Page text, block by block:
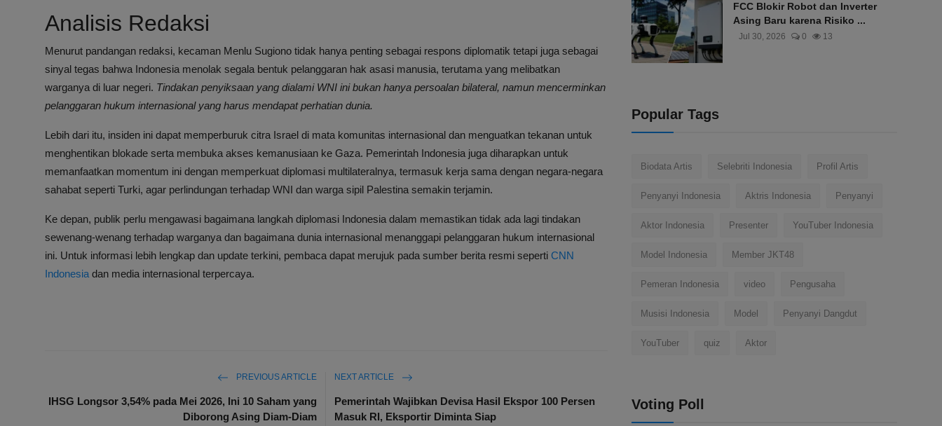
Analisis Redaksi
Menurut pandangan redaksi, kecaman Menlu Sugiono tidak hanya penting sebagai respons diplomatik tetapi juga sebagai
sinyal tegas bahwa Indonesia menolak segala bentuk pelanggaran hak asasi manusia, terutama yang melibatkan
warganya di luar negeri. Tindakan penyiksaan yang dialami WNI ini bukan hanya persoalan bilateral, namun mencerminkan
pelanggaran hukum internasional yang harus mendapat perhatian dunia.
Lebih dari itu, insiden ini dapat memperburuk citra Israel di mata komunitas internasional dan menguatkan tekanan untuk
menghentikan blokade serta membuka akses kemanusiaan ke Gaza. Pemerintah Indonesia juga diharapkan untuk
memanfaatkan momentum ini dengan memperkuat diplomasi multilateralnya, termasuk kerja sama dengan negara-negara
sahabat seperti Turki, agar perlindungan terhadap WNI dan warga sipil Palestina semakin terjamin.
Ke depan, publik perlu mengawasi bagaimana langkah diplomasi Indonesia dalam memastikan tidak ada lagi tindakan
sewenang-wenang terhadap warganya dan bagaimana dunia internasional menanggapi pelanggaran hukum internasional
ini. Untuk informasi lebih lengkap dan update terkini, pembaca dapat merujuk pada sumber berita resmi seperti CNN
Indonesia dan media internasional terpercaya.
PREVIOUS ARTICLE
IHSG Longsor 3,54% pada Mei 2026, Ini 10 Saham yang
Diborong Asing Diam-Diam
NEXT ARTICLE
Pemerintah Wajibkan Devisa Hasil Ekspor 100 Persen
Masuk RI, Eksportir Diminta Siap
FCC Blokir Robot dan Inverter
Asing Baru karena Risiko ...
Jul 30, 2026 0 13
Popular Tags
Biodata Artis Selebriti Indonesia Profil Artis
Penyanyi Indonesia Aktris Indonesia Penyanyi
Aktor Indonesia Presenter YouTuber Indonesia
Model Indonesia Member JKT48
Pemeran Indonesia video Pengusaha
Musisi Indonesia Model Penyanyi Dangdut
YouTuber quiz Aktor
Voting Poll